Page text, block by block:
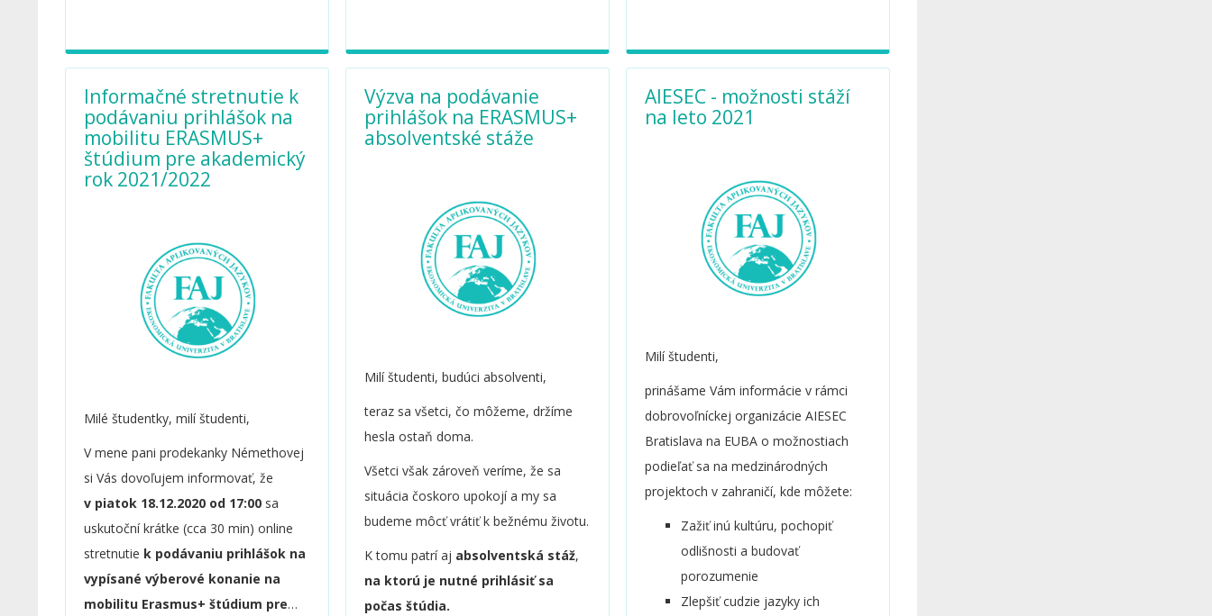
Informačné stretnutie k
podávaniu prihlášok na
mobilitu ERASMUS+
štúdium pre akademický
rok 2021/2022
Milé študentky, milí študenti,
V mene pani prodekanky Némethovej
si Vás dovoľujem informovať, že
v piatok 18.12.2020 od 17:00sa
uskutoční krátke (cca 30 min) online
stretnutie k podávaniu prihlášok na
vypísané výberové konanie na
mobilitu Erasmus+ štúdium pre
Výzva na podávanie
prihlášok na ERASMUS+
absolventské stáže
Milí študenti, budúci absolventi,
teraz sa všetci, čo môžeme, držíme
hesla ostaň doma.
Všetci však zároveň veríme, že sa
situácia čoskoro upokojí a my sa
budeme môcť vrátiť k bežnému životu.
K tomu patrí aj absolventská stáž,
na ktorú je nutné prihlásiť sa
počas štúdia.
AIESEC - možnosti stáží
na leto 2021
Milí študenti,
prinášame Vám informácie v rámci
dobrovoľníckej organizácie AIESEC
Bratislava na EUBA o možnostiach
podieľať sa na medzinárodných
projektoch v zahraničí, kde môžete:
Zažiť inú kultúru, pochopiť
odlišnosti a budovať
porozumenie
Zlepšiť cudzie jazyky ich